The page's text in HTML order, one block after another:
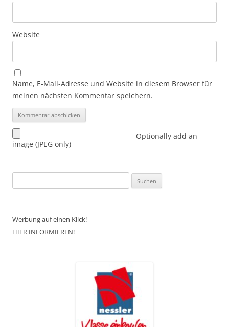
Website
Name, E-Mail-Adresse und Website in diesem Browser für
meinen nächsten Kommentar speichern.
Optionally add an
image (JPEG only)
nach:
Werbung auf einen Klick!
HIER INFORMIEREN!